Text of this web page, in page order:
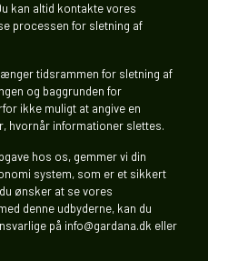
kan altid kontakte vores
processen for sletning af
tidsrammen for sletning af
og baggrunden for
ikke muligt at angive en
hvornår informationer slettes.
hos os, gemmer vi din
system, som er et sikkert
ønsker at se vores
denne udbyderne, kan du
på info@gardana.dk eller